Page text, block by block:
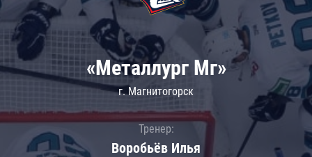
«Металлург Мг»
г. Магнитогорск
Тренер:
Воробьёв Илья